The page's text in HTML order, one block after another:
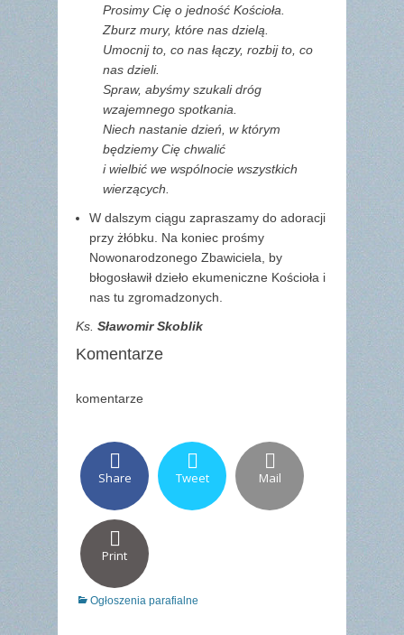
Prosimy Cię o jedność Kościoła.
Zburz mury, które nas dzielą.
Umocnij to, co nas łączy, rozbij to, co
nas dzieli.
Spraw, abyśmy szukali dróg
wzajemnego spotkania.
Niech nastanie dzień, w którym
będziemy Cię chwalić
i wielbić we wspólnocie wszystkich
wierzących.
W dalszym ciągu zapraszamy do adoracji
przy żłóbku. Na koniec prośmy
Nowonarodzonego Zbawiciela, by
błogosławił dzieło ekumeniczne Kościoła i
nas tu zgromadzonych.
Ks. Sławomir Skoblik
Komentarze
komentarze
Share Tweet Mail
Print
Categories
Ogłoszenia parafialne